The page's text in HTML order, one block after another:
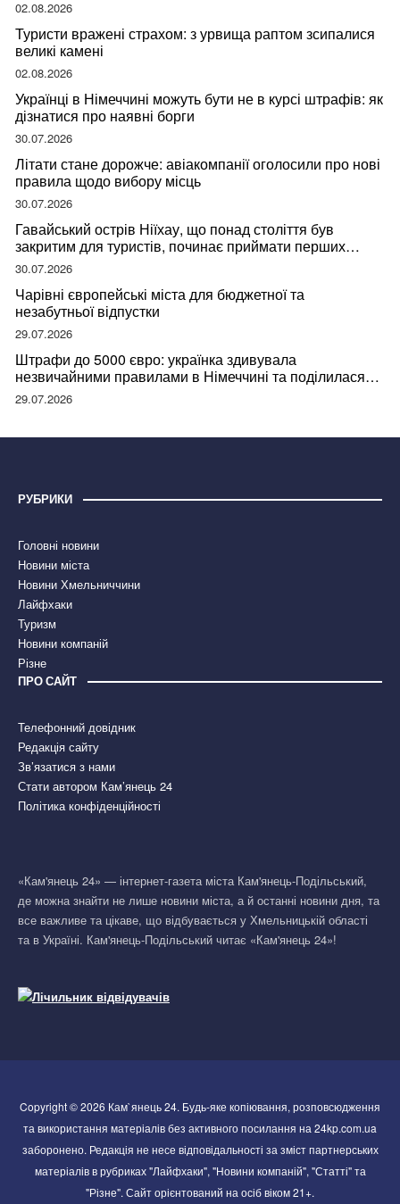
02.08.2026
Туристи вражені страхом: з урвища раптом зсипалися
великі камені
02.08.2026
Українці в Німеччині можуть бути не в курсі штрафів: як
дізнатися про наявні борги
30.07.2026
Літати стане дорожче: авіакомпанії оголосили про нові
правила щодо вибору місць
30.07.2026
Гавайський острів Ніїхау, що понад століття був
закритим для туристів, починає приймати перших
відвідувачів
30.07.2026
Чарівні європейські міста для бюджетної та
незабутньої відпустки
29.07.2026
Штрафи до 5000 євро: українка здивувала
незвичайними правилами в Німеччині та поділилася
правдою
29.07.2026
РУБРИКИ
Головні новини
Новини міста
Новини Хмельниччини
Лайфхаки
Туризм
Новини компаній
Різне
ПРО САЙТ
Телефонний довідник
Редакція сайту
Зв’язатися з нами
Стати автором Кам’янець 24
Політика конфіденційності
«Кам'янець 24» — інтернет-газета міста Кам'янець-Подільський,
де можна знайти не лише новини міста, а й останні новини дня, та
все важливе та цікаве, що відбувається у Хмельницькій області
та в Україні. Кам'янець-Подільський читає «Кам'янець 24»!
Copyright © 2026 Кам`янець 24. Будь-яке копіювання, розповсюдження
та використання матеріалів без активного посилання на 24kp.com.ua
заборонено. Редакція не несе відповідальності за зміст партнерських
матеріалів в рубриках "Лайфхаки", "Новини компаній", "Статті" та
"Різне". Сайт орієнтований на осіб віком 21+.